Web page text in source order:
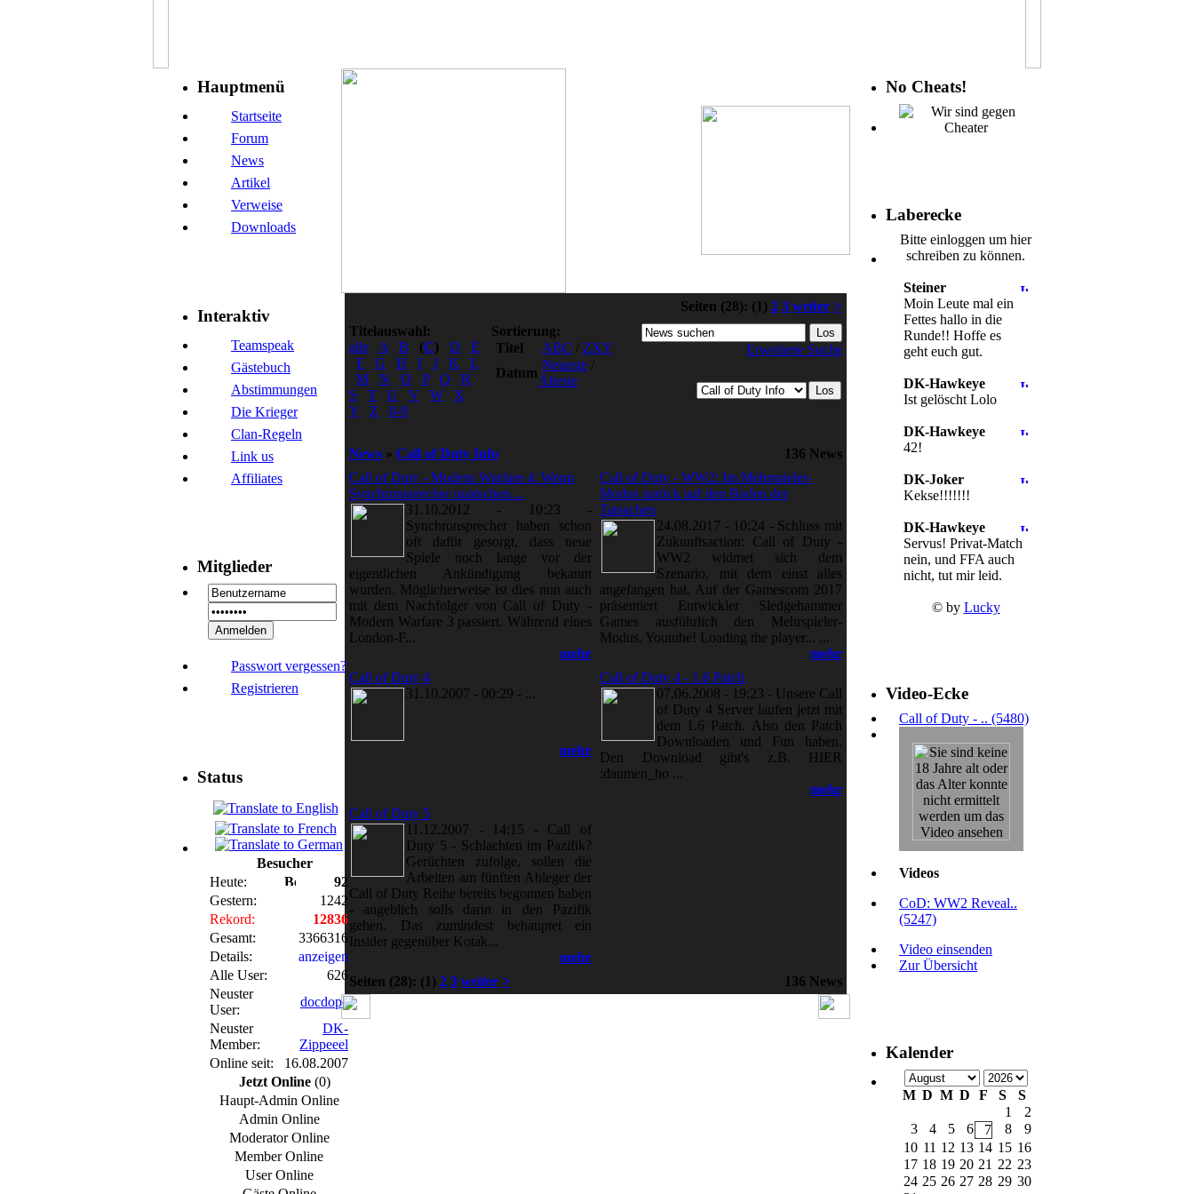
Hauptmenü
Startseite
Forum
News
Artikel
Verweise
Downloads
Interaktiv
Teamspeak
Gästebuch
Abstimmungen
Die Krieger
Clan-Regeln
Link us
Affiliates
Mitglieder
Passwort vergessen?
Registrieren
Status
Besucher
Heute:
92
Gestern:
1242
Rekord:
12836
Gesamt:
3366316
Details:
anzeigen
Alle User:
626
Neuster
User:
docdope
Neuster
Member:
DK-
Zippeeel
Online seit:
16.08.2007
Jetzt Online (0)
Haupt-Admin Online
Admin Online
Moderator Online
Member Online
User Online
Seiten (28): (1) 2 3 weiter >
Titelauswahl:
alle
A B (C) D
E
F
G H I J K
L
M
N O P Q
R
S
T U V W
X
Y
Z 0-9
Sortierung:
Titel
ABC / ZXY
Datum
Neueste /
Älteste
Erweiterte Suche
News » Call of Duty Info
136 News
Call of Duty - Modern Warfare 4: Wenn
Synchronsprecher quatschen....
31.10.2012 - 10:23 -
Synchronsprecher haben schon
oft dafür gesorgt, dass neue
Spiele noch lange vor der
eigentlichen Ankündigung bekannt
wurden. Möglicherweise ist dies nun auch
mit dem Nachfolger von Call of Duty -
Modern Warfare 3 passiert. Während eines
London-F...
mehr
Call of Duty - WW2: Im Mehrspieler-
Modus zurück auf den Boden der
Tatsachen
24.08.2017 - 10:24 - Schluss mit
Zukunftsaction: Call of Duty -
WW2 widmet sich dem
Szenario, mit dem einst alles
angefangen hat. Auf der Gamescom 2017
präsentiert Entwickler Sledgehammer
Games ausführlich den Mehrspieler-
Modus. Youtube! Loading the player... ...
mehr
Call of Duty 4
31.10.2007 - 00:29 - ...
mehr
Call of Duty 4 - 1.6 Patch
07.06.2008 - 19:23 - Unsere Call
of Duty 4 Server laufen jetzt mit
dem 1.6 Patch. Also den Patch
Downloaden und Fun haben.
Den Download gibt's z.B. HIER
:daumen_ho ...
mehr
Call of Duty 5
11.12.2007 - 14:15 - Call of
Duty 5 - Schlachten im Pazifik?
Gerüchten zufolge, sollen die
Arbeiten am fünften Ableger der
Call of Duty Reihe bereits begonnen haben
- angeblich solls darin in den Pazifik
gehen. Das zumindest behauptet ein
Insider gegenüber Kotak...
mehr
Seiten (28): (1) 2 3 weiter > 136 News
No Cheats!
Laberecke
Bitte einloggen um hier
schreiben zu können.
Steiner
Moin Leute mal ein
Fettes hallo in die
Runde!! Hoffe es
geht euch gut.
DK-Hawkeye
Ist gelöscht Lolo
DK-Hawkeye
42!
DK-Joker
Kekse!!!!!!!
DK-Hawkeye
Servus! Privat-Match
nein, und FFA auch
nicht, tut mir leid.
© by Lucky
Video-Ecke
Call of Duty - .. (5480)
Videos
CoD: WW2 Reveal..
(5247)
Video einsenden
Zur Übersicht
Kalender
M D M D F S
S
1
2
3
4 5 6 7 8
9
10 11 12 13 14 15 16
17 18 19 20 21 22 23
24 25 26 27 28 29 30